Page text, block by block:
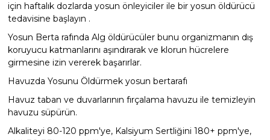
için haftalık dozlarda yosun önleyiciler ile bir yosun öldürücü
tedavisine başlayın .
Yosun Berta rafında Alg öldürücüler bunu organizmanın dış
koruyucu katmanlarını aşındırarak ve klorun hücrelere
girmesine izin vererek başarırlar.
Havuzda Yosunu Öldürmek yosun bertarafı
Havuz taban ve duvarlarının fırçalama havuzu ile temizleyin
havuzu süpürün.
Alkaliteyi 80-120 ppm'ye, Kalsiyum Sertliğini 180+ ppm'ye,